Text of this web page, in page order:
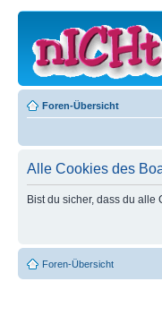
Foren-Übersicht
Alle Cookies des
Bist du sicher, dass du
Foren-Übersicht